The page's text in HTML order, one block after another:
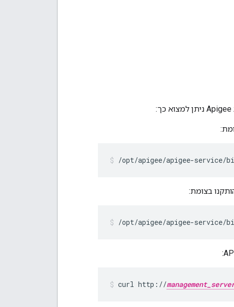
/opt/apigee/apigee-service/
/opt/apigee/apigee-service/
curl http://